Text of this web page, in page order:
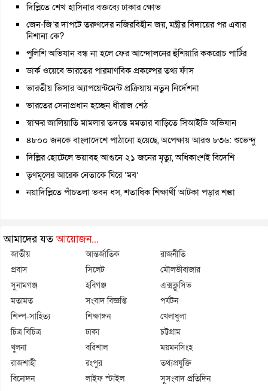
দিল্লিতে শেখ হাসিনার বক্তব্যে ঢাকার ক্ষোভ
জেন-জি’র দাপটে তরুণদের নজিরবিহীন জয়, মন্ত্রীর বিদায়ের পর এবার
নিশানা কে?
পুলিশি অভিযান বন্ধ না হলে ফের আন্দোলনের হুঁশিয়ারি ককরোচ পার্টির
ডার্ক ওয়েবে ভারতের পারমাণবিক প্রকল্পের তথ্য ফাঁস
ভারতীয় ভিসার অ্যাপয়েন্টমেন্ট প্রক্রিয়ায় নতুন নির্দেশনা
ভারতের সেনাপ্রধান হচ্ছেন ধীরাজ শেঠ
স্বাক্ষর জালিয়াতি মামলার তদন্তে মমতার বাড়িতে সিআইডি অভিযান
৪৮০০ জনকে বাংলাদেশে পাঠানো হয়েছে, অপেক্ষায় আরও ৮৩৬: শুভেন্দু
দিল্লির হোটেলে ভয়াবহ আগুনে ২১ জনের মৃত্যু, অধিকাংশই বিদেশি
তৃণমূলের আরেক নেতাকে ঘিরে ‘মব’
নয়াদিল্লিতে পাঁচতলা ভবন ধস, শতাধিক শিক্ষার্থী আটকা পড়ার শঙ্কা
আমাদের যতআয়োজন...
জাতীয় আন্তর্জাতিক
রাজনীতি
প্রবাস
সিলেট
মৌলভীবাজার
সুনামগঞ্জ
হবিগঞ্জ
এক্সক্লুসিভ
মতামত
সংবাদ বিজ্ঞপ্তি
পর্যটন
শিল্প-সাহিত্য
শিক্ষাঙ্গন
খেলাধুলা
চিত্র বিচিত্র
ঢাকা
চট্টগ্রাম
খুলনা
বরিশাল
ময়মনসিংহ
রাজশাহী
রংপুর
তথ্যপ্রযুক্তি
বিনোদন
লাইফ স্টাইল সুসংবাদ প্রতিদিন